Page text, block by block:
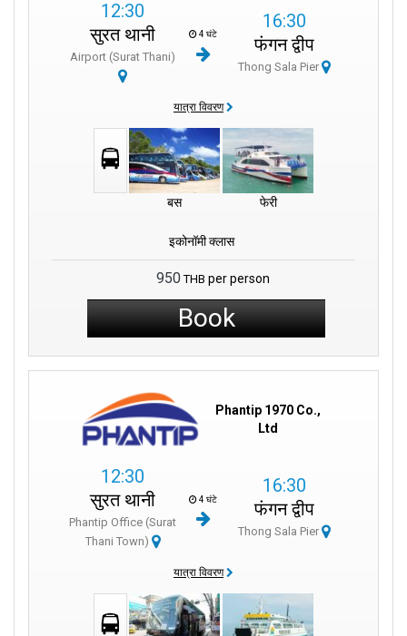
12:30
सुरत थानी
Airport (Surat Thani)
4 घंटे
16:30
फंगन द्वीप
Thong Sala Pier
यात्रा विवरण
बस फेरी
इकोनॉमी क्लास
950 THB per person
Book
Phantip 1970 Co.,
Ltd
12:30
सुरत थानी
Phantip Office (Surat
Thani Town)
4 घंटे
16:30
फंगन द्वीप
Thong Sala Pier
यात्रा विवरण